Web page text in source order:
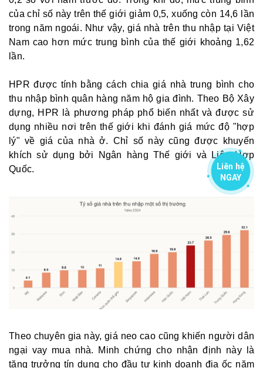
của chỉ số này trên thế giới giảm 0,5, xuống còn 14,6 lần
trong năm ngoái. Như vậy, giá nhà trên thu nhập tại Việt
Nam cao hơn mức trung bình của thế giới khoảng 1,62
lần.
HPR được tính bằng cách chia giá nhà trung bình cho
thu nhập bình quân hàng năm hộ gia đình. Theo Bộ Xây
dựng, HPR là phương pháp phổ biến nhất và được sử
dụng nhiều nơi trên thế giới khi đánh giá mức độ "hợp
lý" về giá của nhà ở. Chỉ số này cũng được khuyến
khích sử dụng bởi Ngân hàng Thế giới và Liên Hợp
Quốc.
Theo chuyên gia này, giá neo cao cũng khiến người dân
ngại vay mua nhà. Minh chứng cho nhận định này là
tăng trưởng tín dụng cho đầu tư kinh doanh địa ốc năm
Liên hệ
NGAY